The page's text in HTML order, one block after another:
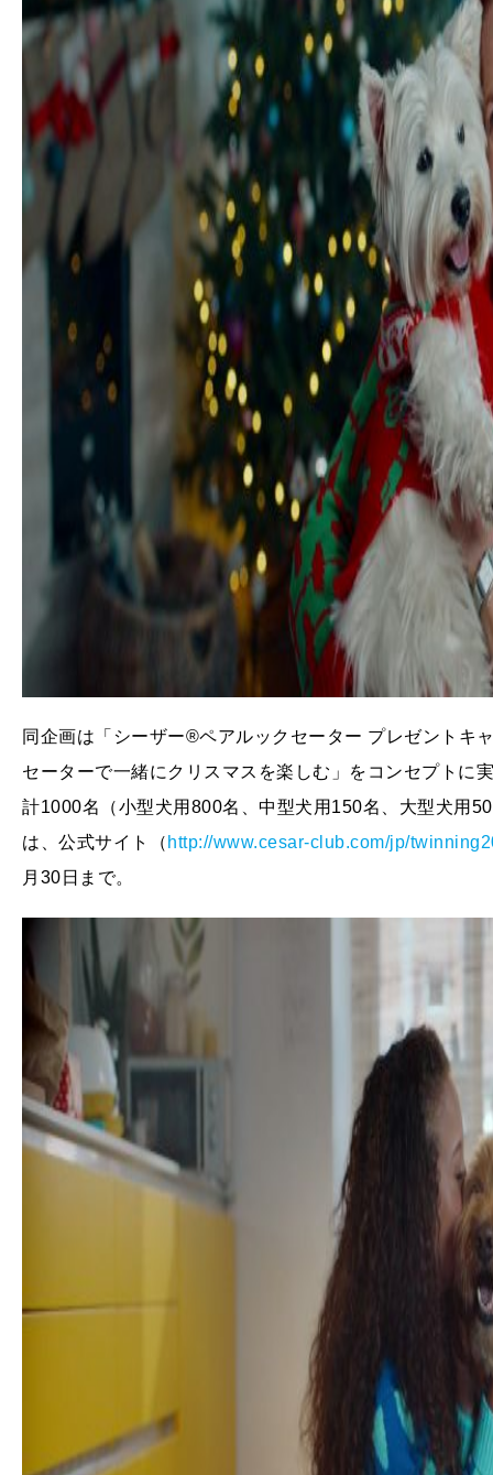
同企画は「シーザー®ペアルックセーター プレゼントキ
セーターで一緒にクリスマスを楽しむ」をコンセプトに
計1000名（小型犬用800名、中型犬用150名、大型犬用
は、公式サイト（ http://www.cesar-club.com/jp/
月30日まで。